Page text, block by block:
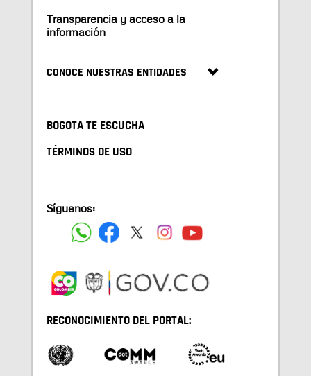
Transparencia y acceso a la
información
CONOCE NUESTRAS ENTIDADES
BOGOTA TE ESCUCHA
TÉRMINOS DE USO
Síguenos:
RECONOCIMIENTO DEL PORTAL: